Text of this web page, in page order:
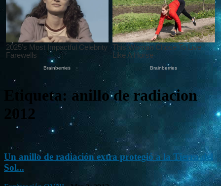
Etiqueta: anillo de radiacion
2012
Un anillo de radiación extra protegió a la Tierra del
Sol...